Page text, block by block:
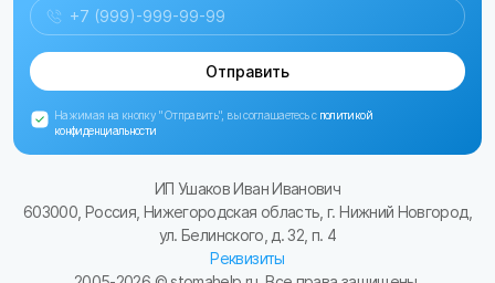
Отправить
Нажимая на кнопку "Отправить", вы соглашаетесь с политикой
конфиденциальности
ИП Ушаков Иван Иванович
603000, Россия, Нижегородская область, г. Нижний Новгород,
ул. Белинского, д. 32, п. 4
Реквизиты